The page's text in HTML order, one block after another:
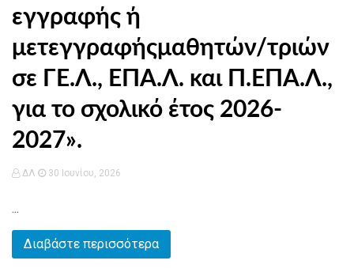
εγγραφής ή
μετεγγραφήςμαθητών/τριών
σε ΓΕ.Λ., ΕΠΑ.Λ. και Π.ΕΠΑ.Λ.,
για το σχολικό έτος 2026-
2027».
ΔΛ 30 Ιουνίου, 2026
...
Διαβάστε περισσότερα